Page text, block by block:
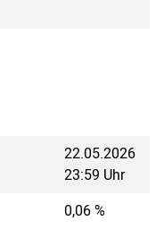
22.05.2026
23:59 Uhr
0,06 %